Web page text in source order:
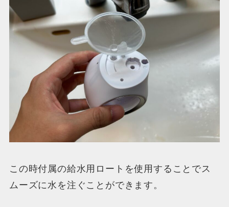
この時付属の給水用ロートを使用することでス
ムーズに水を注ぐことができます。